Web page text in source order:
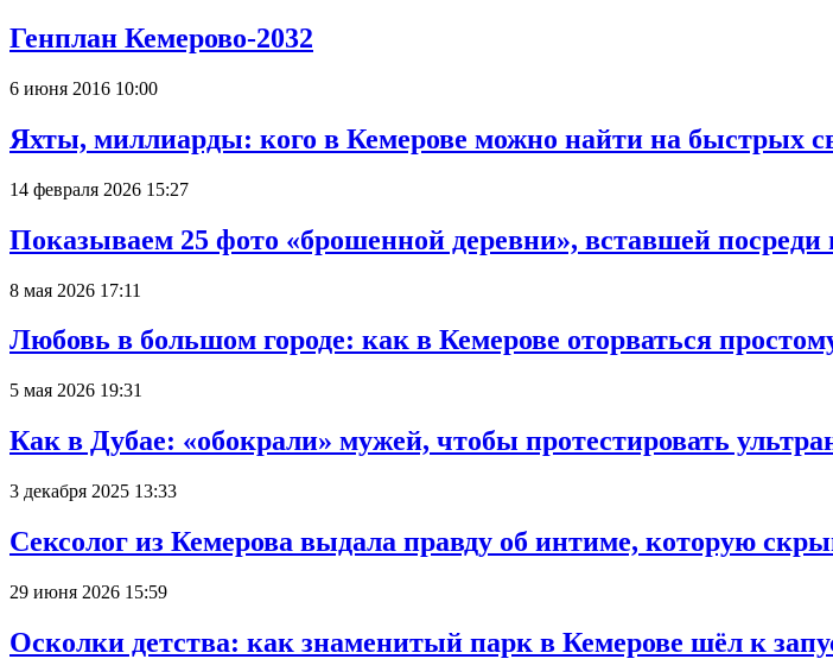
Генплан Кемерово-2032
6 июня 2016 10:00
Яхты, миллиарды: кого в Кемерове можно найти на быстрых
14 февраля 2026 15:27
Показываем 25 фото «брошенной деревни», вставшей посреди
8 мая 2026 17:11
Любовь в большом городе: как в Кемерове оторваться
5 мая 2026 19:31
Как в Дубае: «обокрали» мужей, чтобы протестировать
3 декабря 2025 13:33
Сексолог из Кемерова выдала правду об интиме, которую
29 июня 2026 15:59
Осколки детства: как знаменитый парк в Кемерове шёл к